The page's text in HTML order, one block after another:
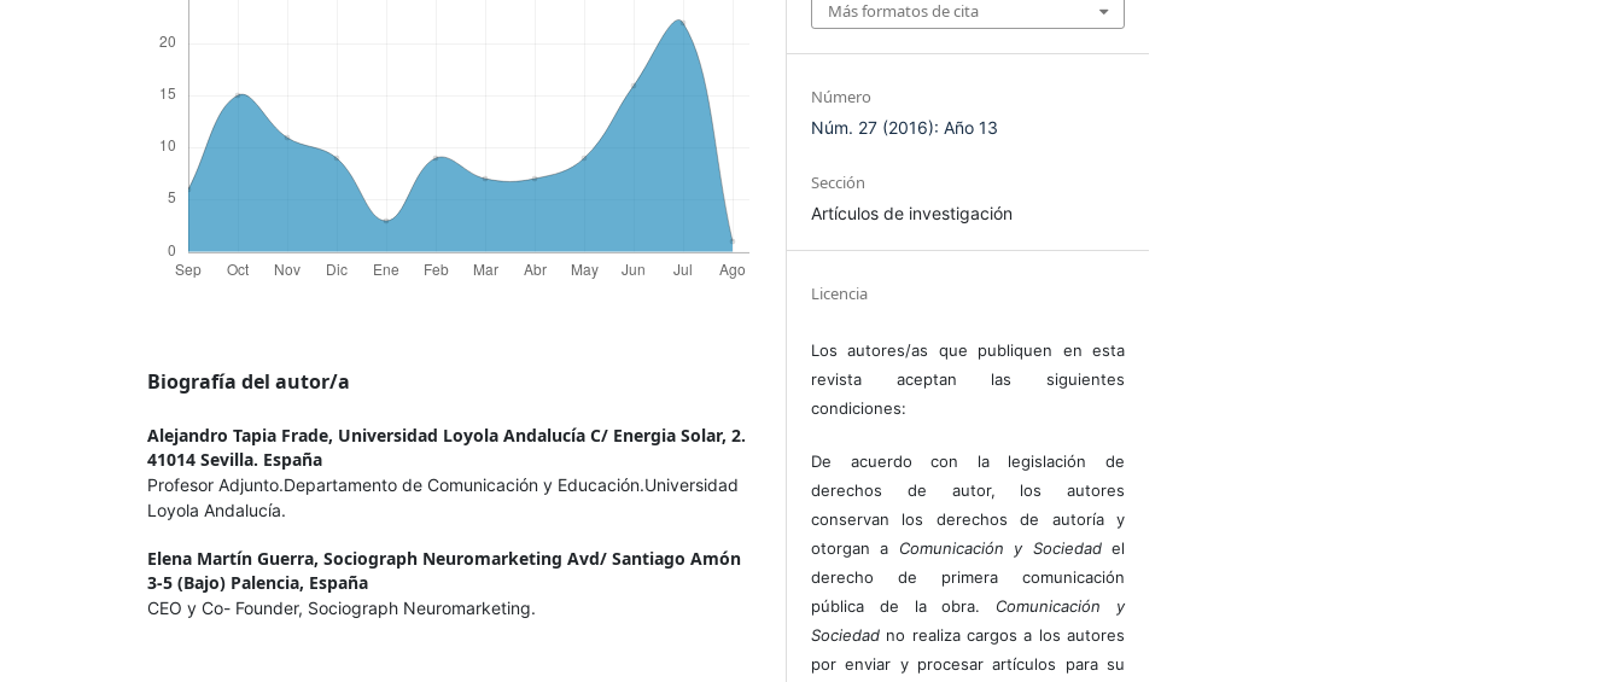
Biografía del autor/a
Alejandro Tapia Frade, Universidad Loyola Andalucía C/ Energia Solar, 2.
41014 Sevilla. España
Profesor Adjunto.Departamento de Comunicación y Educación.Universidad
Loyola Andalucía.
Elena Martín Guerra, Sociograph Neuromarketing Avd/ Santiago Amón
3-5 (Bajo) Palencia, España
CEO y Co- Founder, Sociograph Neuromarketing.
Más formatos de cita
Número
Núm. 27 (2016): Año 13
Sección
Artículos de investigación
Licencia
Los autores/as que publiquen en esta
revista aceptan las siguientes
condiciones:
De acuerdo con la legislación de
derechos de autor, los autores
conservan los derechos de autoría y
otorgan a Comunicación y Sociedadel
derecho de primera comunicación
pública de la obra. Comunicación y
Sociedad no realiza cargos a los autores
por enviar y procesar artículos para su